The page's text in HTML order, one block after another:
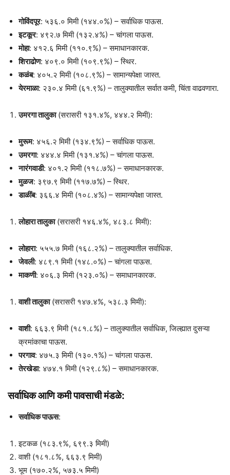
गोविंदपूर: ५३६.० मिमी (१४४.०%) – सर्वाधिक पाऊस.
इटकूर: ४९२.७ मिमी (१३२.४%) – चांगला पाऊस.
मोहा: ४१२.६ मिमी (११०.९%) – समाधानकारक.
शिराढोण: ४०९.० मिमी (१०९.९%) – स्थिर.
कळंब: ४०५.२ मिमी (१०८.९%) – सामान्यपेक्षा जास्त.
येरमाळा: २३०.४ मिमी (६१.९%) – तालुक्यातील सर्वात कमी, चिंता वाढवणारा.
उमरगा तालुका(सरासरी १३१.४%, ४४४.२ मिमी):
मुरूम: ४५६.२ मिमी (१३४.९%) – सर्वाधिक पाऊस.
उमरगा: ४४४.४ मिमी (१३१.४%) – चांगला पाऊस.
नारंगवाडी: ४०१.२ मिमी (११८.७%) – समाधानकारक.
मुळज: ३९७.९ मिमी (११७.७%) – स्थिर.
डाळींब: ३६६.४ मिमी (१०८.४%) – सामान्यपेक्षा जास्त.
लोहारा तालुका(सरासरी १४६.४%, ४८३.८ मिमी):
लोहारा: ५५५.७ मिमी (१६८.२%) – तालुक्यातील सर्वाधिक.
जेवली: ४८९.१ मिमी (१४८.०%) – चांगला पाऊस.
माकणी: ४०६.३ मिमी (१२३.०%) – समाधानकारक.
वाशी तालुका(सरासरी १४७.४%, ५३८.३ मिमी):
वाशी: ६६३.९ मिमी (१८१.८%) – तालुक्यातील सर्वाधिक, जिल्ह्यात दुसऱ्या
क्रमांकाचा पाऊस.
परगाव: ४७५.३ मिमी (१३०.१%) – चांगला पाऊस.
तेरखेडा: ४७४.१ मिमी (१२९.८%) – समाधानकारक.
सर्वाधिक आणि कमी पावसाची मंडळे:
सर्वाधिक पाऊस:
इटकळ (१८३.९%, ६९९.३ मिमी)
वाशी (१८१.८%, ६६३.९ मिमी)
भूम (१७०.२%, ५७३.५ मिमी)